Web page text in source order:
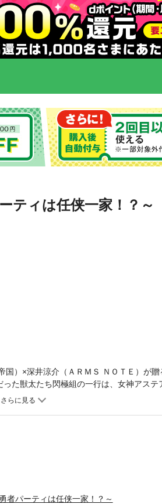
ティは任侠一家！？～
）×深井涼介（ＡＲＭＳ ＮＯＴＥ）が贈
た獣太たち閃極組の一行は、女神アステ
の世界へ帰せとキレる獣太だったが、ポ
魔王軍も泣いて逃げ出す極道一家の異世
合がありますので、あらかじめご了承く
パーティは任侠一家！？～